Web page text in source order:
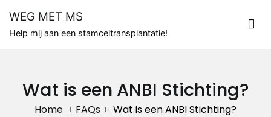
inhoud
WEG MET MS
Help mij aan een stamceltransplantatie!
Wat is een ANBI Stichting?
Home FAQs Wat is een ANBI Stichting?